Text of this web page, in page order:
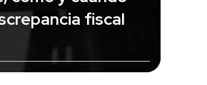
fiscal